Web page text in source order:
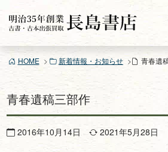
ン
ツ
ス
プ
HOME 新着情報・お知らせ 青春遺
青春遺稿三部作
2016年10月14日 2021年5月28日